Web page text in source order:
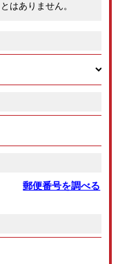
はありません。
郵便番号を調べる